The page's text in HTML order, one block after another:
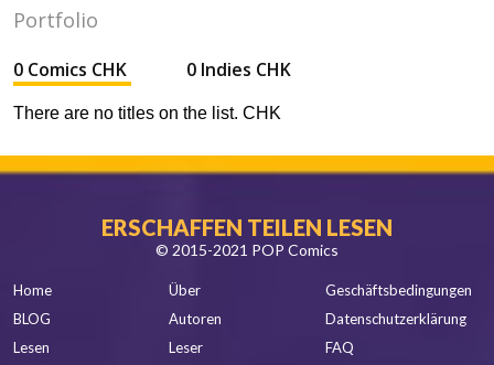
Portfolio
0 Comics CHK 0 Indies CHK
There are no titles on the list. CHK
ERSCHAFFEN TEILEN LESEN
© 2015-2021 POP Comics
Home
BLOG
Lesen
Über
Autoren
Leser
Geschäftsbedingungen
Datenschutzerklärung
FAQ